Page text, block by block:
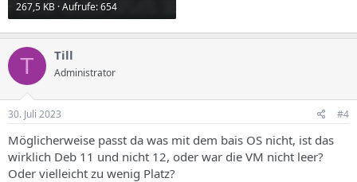
267,5 KB · Aufrufe: 654
T Till
Administrator
30. Juli 2023 #4
Möglicherweise passt da was mit dem bais OS nicht, ist das
wirklich Deb 11 und nicht 12, oder war die VM nicht leer?
Oder vielleicht zu wenig Platz?